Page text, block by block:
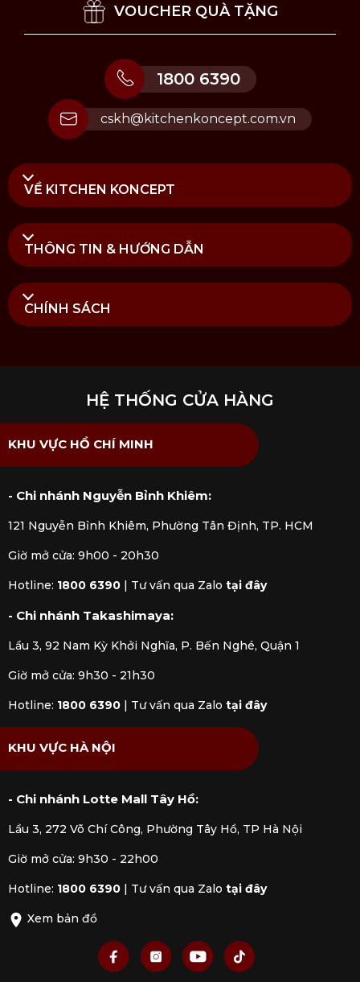
VOUCHER QUÀ TẶNG
1800 6390
cskh@kitchenkoncept.com.vn
VỀ KITCHEN KONCEPT
THÔNG TIN & HƯỚNG DẪN
CHÍNH SÁCH
HỆ THỐNG CỬA HÀNG
KHU VỰC HỒ CHÍ MINH
- Chi nhánh Nguyễn Bỉnh Khiêm:
121 Nguyễn Bỉnh Khiêm, Phường Tân Định, TP. HCM
Giờ mở cửa: 9h00 - 20h30
Hotline: 1800 6390 Tư vấn qua Zalo tại đây
- Chi nhánh Takashimaya:
Lầu 3, 92 Nam Kỳ Khởi Nghĩa, P. Bến Nghé, Quận 1
Giờ mở cửa: 9h30 - 21h30
Hotline: 1800 6390 Tư vấn qua Zalo tại đây
KHU VỰC HÀ NỘI
- Chi nhánh Lotte Mall Tây Hồ:
Lầu 3, 272 Võ Chí Công, Phường Tây Hồ, TP Hà Nội
Giờ mở cửa: 9h30 - 22h00
Hotline: 1800 6390 Tư vấn qua Zalo tại đây
Xem bản đồ